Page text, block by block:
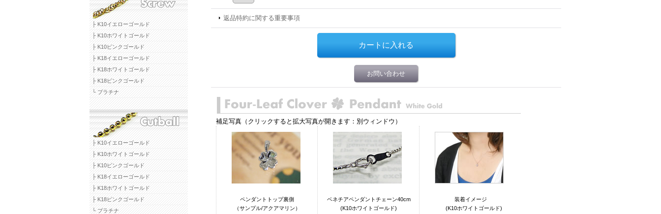
├ K10イエローゴールド
├ K10ホワイトゴールド
├ K10ピンクゴールド
├ K18イエローゴールド
├ K18ホワイトゴールド
├ K18ピンクゴールド
└ プラチナ
├ K10イエローゴールド
├ K10ホワイトゴールド
├ K10ピンクゴールド
├ K18イエローゴールド
├ K18ホワイトゴールド
├ K18ピンクゴールド
└ プラチナ
返品特約に関する重要事項
お問い合わせ
補足写真（クリックすると拡大写真が開きます：別ウィンドウ）
ペンダントトップ裏側
（サンプル/アクアマリン）
ベネチアペンダントチェーン40cm
(K10ホワイトゴールド)
装着イメージ
(K10ホワイトゴールド)